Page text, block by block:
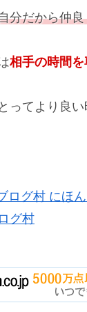
分だから仲
相手の時間を
ってより良い
グ村